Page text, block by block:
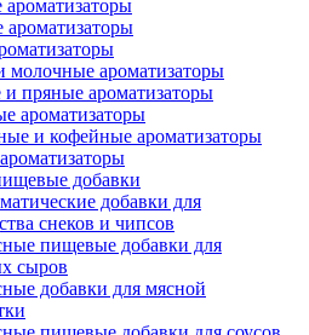
ароматизаторы
ароматизаторы
и пряные ароматизаторы
ароматизаторы
и кофейные ароматизаторы
добавки
добавки для
снеков и чипсов
пищевые добавки для
сыров
добавки для мясной